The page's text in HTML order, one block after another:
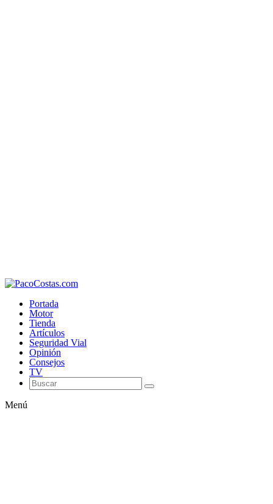
Portada
Motor
Tienda
Artículos
Seguridad Vial
Opinión
Consejos
TV
Menú